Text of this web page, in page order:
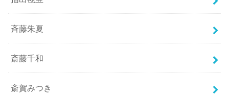
斉藤朱夏
斎藤千和
斎賀みつき